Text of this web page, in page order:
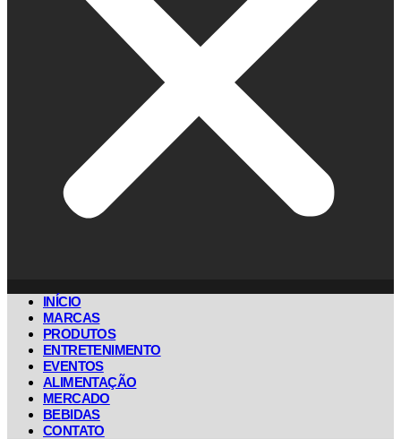
INÍCIO
MARCAS
PRODUTOS
ENTRETENIMENTO
EVENTOS
ALIMENTAÇÃO
MERCADO
BEBIDAS
CONTATO